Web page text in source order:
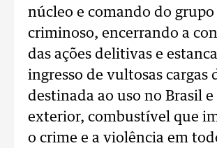
núcleo e comando do grupo
criminoso, encerrando a
das ações delitivas e
ingresso de vultosas cargas
destinada ao uso no Brasil e
exterior, combustível que
o crime e a violência em